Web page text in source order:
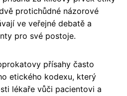
protichůdné názorové
ve veřejné debatě a
pro své postoje.
přísahy často
etického kodexu, který
lékaře vůči pacientovi a